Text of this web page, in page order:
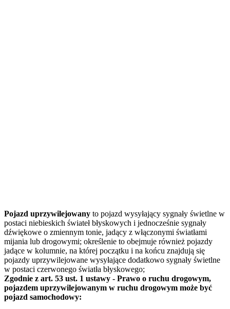
Pojazd uprzywilejowany to pojazd wysyłający sygnały świetlne w
postaci niebieskich świateł błyskowych i jednocześnie sygnały
dźwiękowe o zmiennym tonie, jadący z włączonymi światłami
mijania lub drogowymi; określenie to obejmuje również pojazdy
jadące w kolumnie, na której początku i na końcu znajdują się
pojazdy uprzywilejowane wysyłające dodatkowo sygnały świetlne
w postaci czerwonego światła błyskowego;
Zgodnie z art. 53 ust. 1 ustawy - Prawo o ruchu drogowym,
pojazdem uprzywilejowanym w ruchu drogowym może być
pojazd samochodowy: